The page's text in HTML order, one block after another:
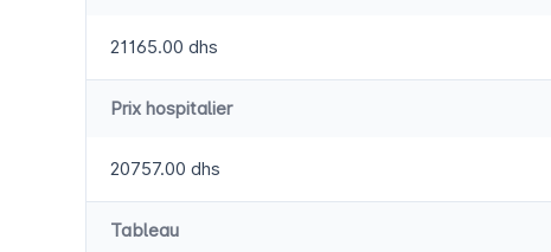
21165.00 dhs
Prix hospitalier
20757.00 dhs
Tableau